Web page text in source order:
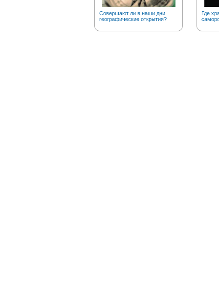
Совершают ли в наши дни
географические открытия?
Где